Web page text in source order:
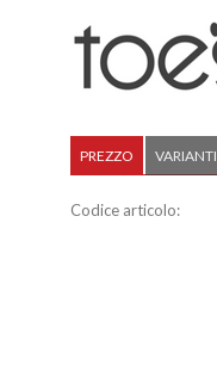
PREZZO VARIANTI
Codice articolo: